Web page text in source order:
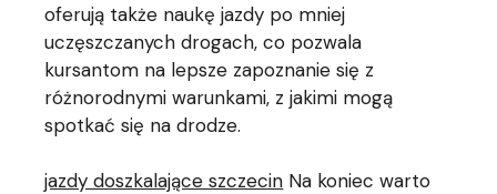
oferują także naukę jazdy po mniej
uczęszczanych drogach, co pozwala
kursantom na lepsze zapoznanie się z
różnorodnymi warunkami, z jakimi mogą
spotkać się na drodze.
jazdy doszkalające szczecin Na koniec warto